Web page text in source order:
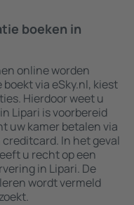
boeken in
online worden
via eSky.nl, kiest
Hierdoor weet u
Lipari is voorbereid
uw kamer betalen via
In het geval
u recht op een
in Lipari. De
wordt vermeld